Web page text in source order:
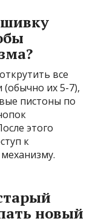
все
их 5-7),
пистоны по
этого
к
новый